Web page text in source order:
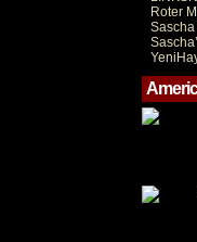
Roter